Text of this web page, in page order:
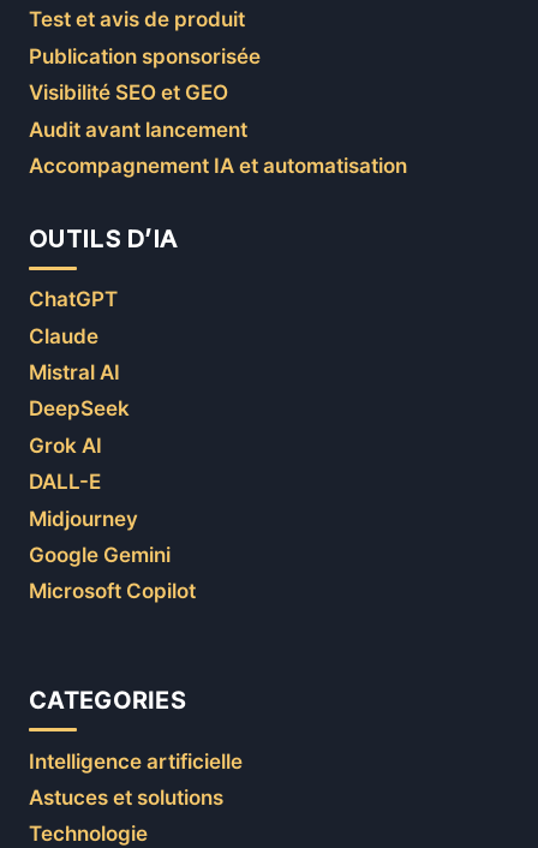
Test et avis de produit
Publication sponsorisée
Visibilité SEO et GEO
Audit avant lancement
Accompagnement IA et automatisation
OUTILS D’IA
ChatGPT
Claude
Mistral AI
DeepSeek
Grok AI
DALL-E
Midjourney
Google Gemini
Microsoft Copilot
CATEGORIES
Intelligence artificielle
Astuces et solutions
Technologie